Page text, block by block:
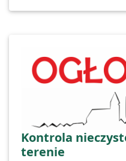
Kontrola
terenie